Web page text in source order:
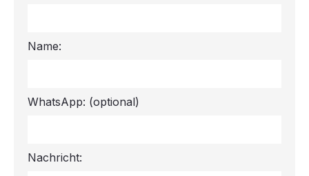
Name:
WhatsApp: (optional)
Nachricht: